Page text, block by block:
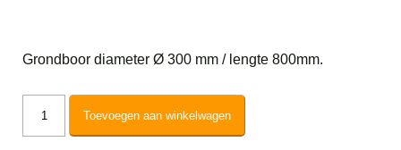
Grondboor diameter Ø 300 mm / lengte 800mm.
Toevoegen aan winkelwagen